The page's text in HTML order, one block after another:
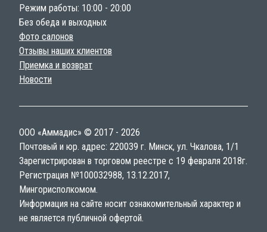
Режим работы: 10:00 - 20:00
Без обеда и выходных
Фото салонов
Отзывы наших клиентов
Приемка и возврат
Новости
ООО «Аммадис» © 2017 - 2026
Почтовый и юр. адрес: 220039 г. Минск, ул. Чкалова, 1/1
Зарегистрирован в торговом реестре с 19 февраля 2018г.
Регистрация №100032988, 13.12.2017,
Мингорисполкомом.
Информация на сайте носит ознакомительный характер и
не является публичной офертой.